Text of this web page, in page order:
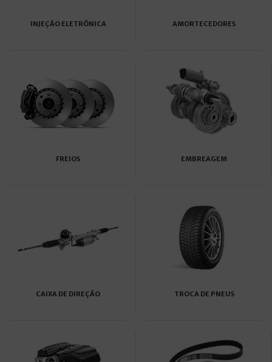
INJEÇÃO ELETRÔNICA AMORTECEDORES
FREIOS EMBREAGEM
CAIXA DE DIREÇÃO TROCA DE PNEUS